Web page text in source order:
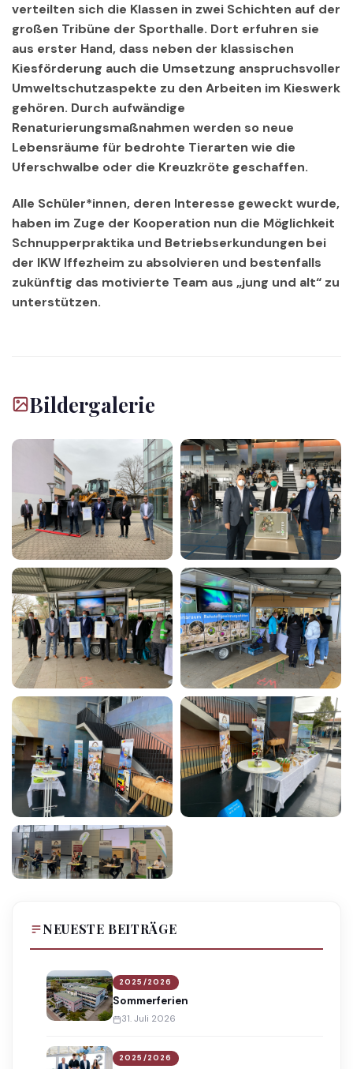
verteilten sich die Klassen in zwei Schichten auf der
großen Tribüne der Sporthalle. Dort erfuhren sie
aus erster Hand, dass neben der klassischen
Kiesförderung auch die Umsetzung anspruchsvoller
Umweltschutzaspekte zu den Arbeiten im Kieswerk
gehören. Durch aufwändige
Renaturierungsmaßnahmen werden so neue
Lebensräume für bedrohte Tierarten wie die
Uferschwalbe oder die Kreuzkröte geschaffen.
Alle Schüler*innen, deren Interesse geweckt wurde,
haben im Zuge der Kooperation nun die Möglichkeit
Schnupperpraktika und Betriebserkundungen bei
der IKW Iffezheim zu absolvieren und bestenfalls
zukünftig das motivierte Team aus „jung und alt“ zu
unterstützen.
Bildergalerie
NEUESTE BEITRÄGE
2025/2026
Sommerferien
31. Juli 2026
2025/2026